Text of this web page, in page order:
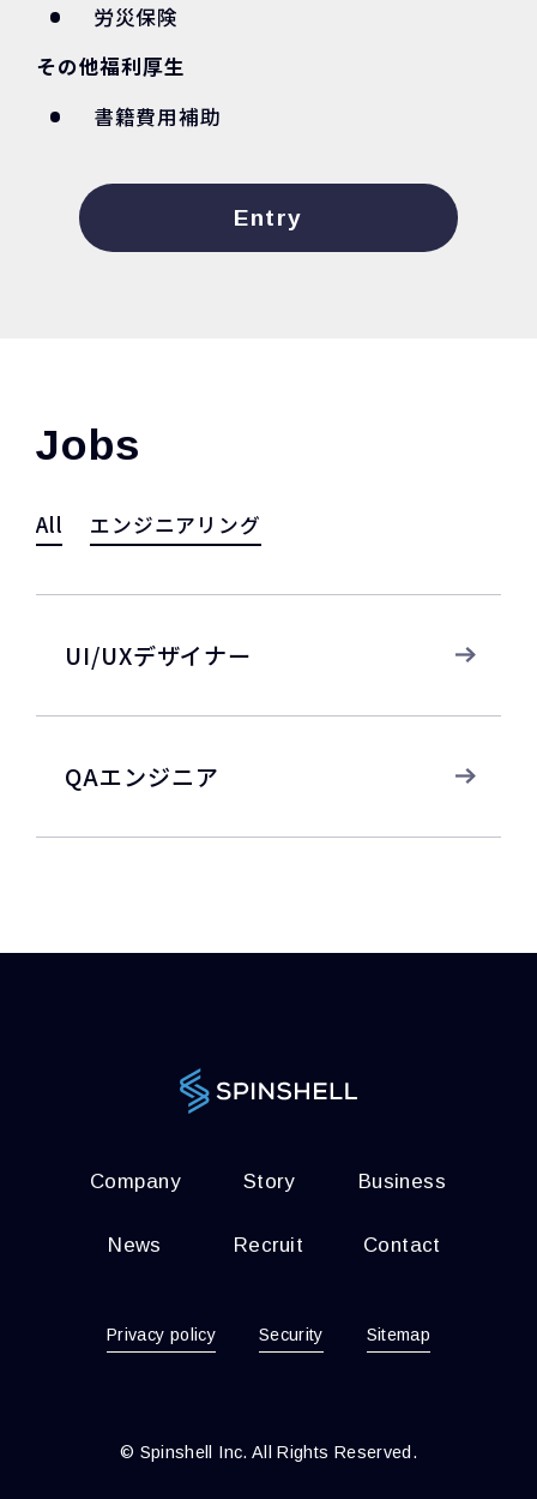
労災保険
その他福利厚生
書籍費用補助
Entry
Jobs
All エンジニアリング
UI/UXデザイナー
QAエンジニア
Company Story Business
News Recruit Contact
Privacy policy Security Sitemap
© Spinshell Inc. All Rights Reserved.